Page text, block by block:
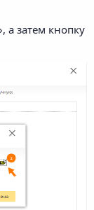
а затем кнопку